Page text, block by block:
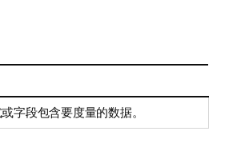
字段包含要度量的数据。